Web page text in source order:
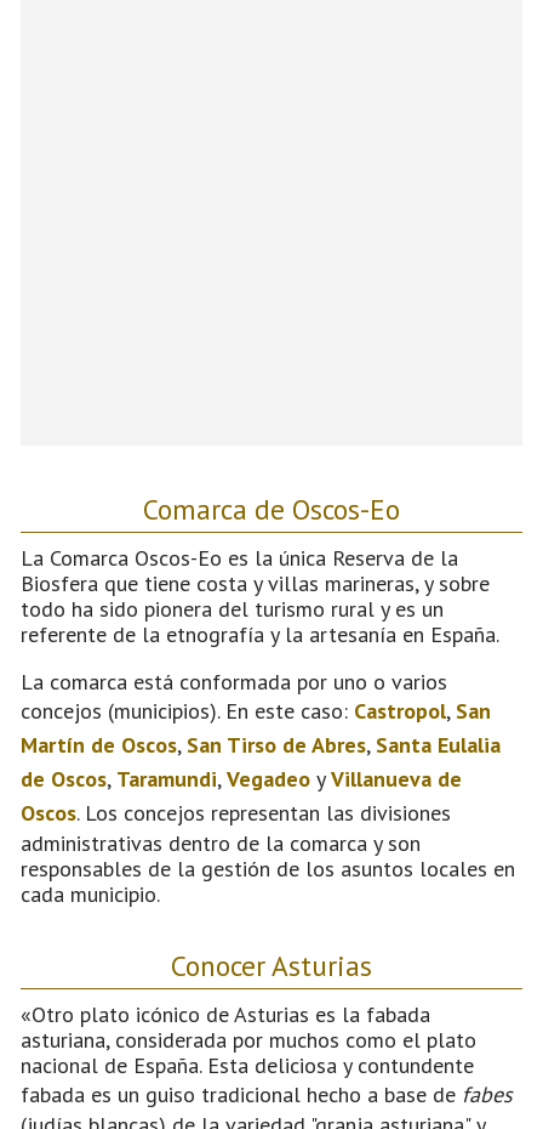
Comarca de Oscos-Eo
La Comarca Oscos-Eo es la única Reserva de la
Biosfera que tiene costa y villas marineras, y sobre
todo ha sido pionera del turismo rural y es un
referente de la etnografía y la artesanía en España.
La comarca está conformada por uno o varios
concejos (municipios). En este caso: Castropol, San
Martín de Oscos, San Tirso de Abres, Santa Eulalia
de Oscos, Taramundi, Vegadeo yVillanueva de
Oscos. Los concejos representan las divisiones
administrativas dentro de la comarca y son
responsables de la gestión de los asuntos locales en
cada municipio.
Conocer Asturias
«Otro plato icónico de Asturias es la fabada
asturiana, considerada por muchos como el plato
nacional de España. Esta deliciosa y contundente
fabada es un guiso tradicional hecho a base de fabes